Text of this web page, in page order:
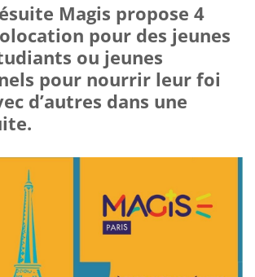
Magis propose 4
pour des jeunes
ou jeunes
pour nourrir leur foi
d’autres dans une